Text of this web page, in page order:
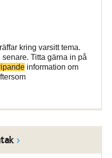
kring varsitt tema.
Titta gärna in på
information om